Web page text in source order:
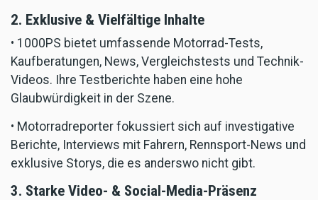
2. Exklusive & Vielfältige Inhalte
• 1000PS bietet umfassende Motorrad-Tests,
Kaufberatungen, News, Vergleichstests und Technik-
Videos. Ihre Testberichte haben eine hohe
Glaubwürdigkeit in der Szene.
• Motorradreporter fokussiert sich auf investigative
Berichte, Interviews mit Fahrern, Rennsport-News und
exklusive Storys, die es anderswo nicht gibt.
3. Starke Video- & Social-Media-Präsenz